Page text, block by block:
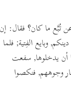
تُبَّع ما كان؟ فقال: إن
وبايع الفِتية; فلما
أن يدخلوها, سفعت
وجوههم, فنكصوا